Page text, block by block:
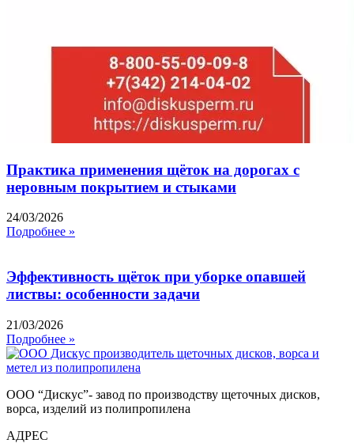
Практика применения щёток на дорогах с
неровным покрытием и стыками
24/03/2026
Подробнее »
Эффективность щёток при уборке опавшей
листвы: особенности задачи
21/03/2026
Подробнее »
ООО “Дискус”- завод по производству щеточных дисков,
ворса, изделий из полипропилена
АДРЕС